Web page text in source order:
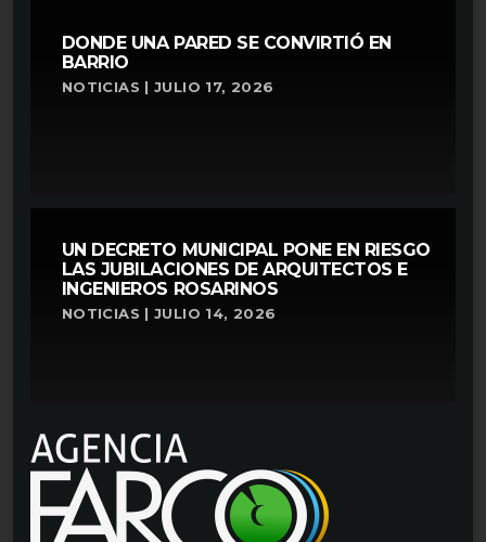
DONDE UNA PARED SE CONVIRTIÓ EN
BARRIO
NOTICIAS | JULIO 17, 2026
UN DECRETO MUNICIPAL PONE EN RIESGO
LAS JUBILACIONES DE ARQUITECTOS E
INGENIEROS ROSARINOS
NOTICIAS | JULIO 14, 2026